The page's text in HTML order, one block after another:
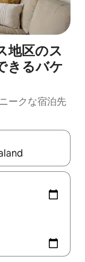
地区のス
きるバケ
ークな宿泊先
使って移動するか